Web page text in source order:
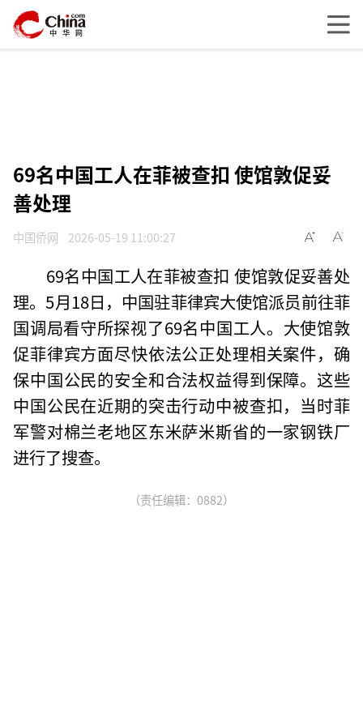
69名中国工人在菲被查扣 使馆敦促妥
善处理
中国侨网 2026-05-19 11:00:27
69名中国工人在菲被查扣 使馆敦促妥善处
理。5月18日，中国驻菲律宾大使馆派员前往菲
国调局看守所探视了69名中国工人。大使馆敦
促菲律宾方面尽快依法公正处理相关案件，确
保中国公民的安全和合法权益得到保障。这些
中国公民在近期的突击行动中被查扣，当时菲
军警对棉兰老地区东米萨米斯省的一家钢铁厂
进行了搜查。
（责任编辑：0882）